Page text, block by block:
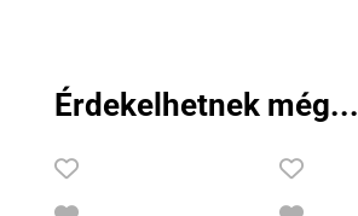
Érdekelhetnek még...